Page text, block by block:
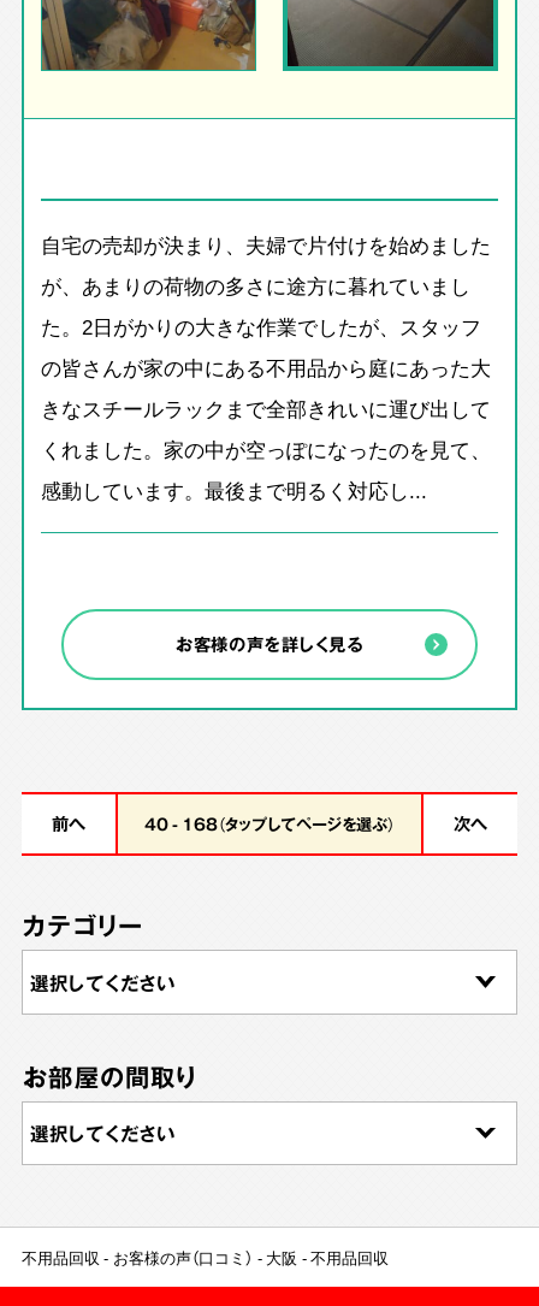
自宅の売却が決まり、夫婦で片付けを始めました
が、あまりの荷物の多さに途方に暮れていまし
た。2日がかりの大きな作業でしたが、スタッフ
の皆さんが家の中にある不用品から庭にあった大
きなスチールラックまで全部きれいに運び出して
くれました。家の中が空っぽになったのを見て、
感動しています。最後まで明るく対応し...
お客様の声を詳しく見る
前へ 40 - 168（タップしてページを選ぶ） 次へ
カテゴリー
お部屋の間取り
不用品回収 お客様の声（口コミ） 大阪 不用品回収